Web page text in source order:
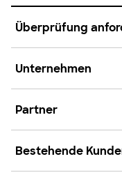
Überprüfung
Unternehmen
Partner
Bestehende